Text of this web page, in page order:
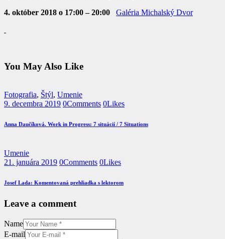
4. október 2018 o 17:00 – 20:00
Galéria Michalský Dvor
You May Also Like
Fotografia, Štýl, Umenie
9. decembra 2019 0Comments 0Likes
Anna Daučíková. Work in Progress: 7 situácií / 7 Situations
Umenie
21. januára 2019 0Comments 0Likes
Josef Lada: Komentovaná prehliadka s lektorom
Leave a comment
Name
E-mail